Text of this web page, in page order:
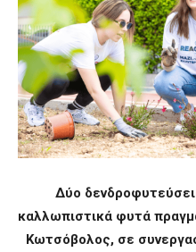
Δύο
καλλωπιστικά φυτά
Κωτσόβολος, σε